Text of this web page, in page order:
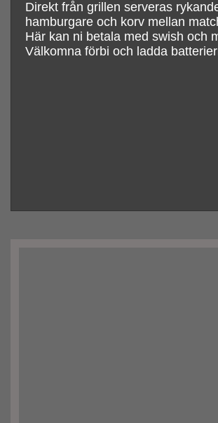
Direkt från grillen serveras
hamburgare och korv mellan
Här kan ni betala med swish och
Välkomna förbi och ladda